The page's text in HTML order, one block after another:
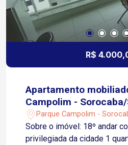
Marques Peres e à Rodovia
Conveniência e
Agende já sua visita!
R$
Apartamento
Campolim -
Parque Campolim -
Sobre o imóvel: 18º andar com vista panorâmica
privilegiada da cidade 1